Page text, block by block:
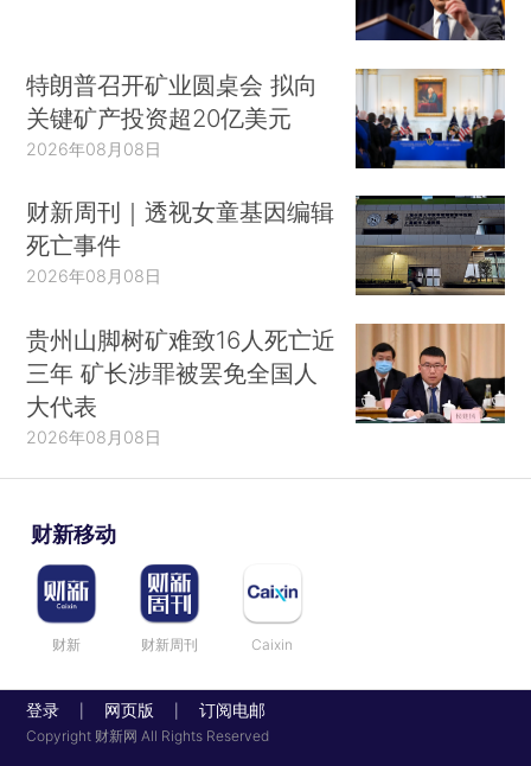
特朗普召开矿业圆桌会 拟向
关键矿产投资超20亿美元
2026年08月08日
财新周刊｜透视女童基因编辑
死亡事件
2026年08月08日
贵州山脚树矿难致16人死亡近
三年 矿长涉罪被罢免全国人
大代表
2026年08月08日
财新移动
财新 财新周刊 Caixin
登录 网页版 订阅电邮
Copyright 财新网 All Rights Reserved